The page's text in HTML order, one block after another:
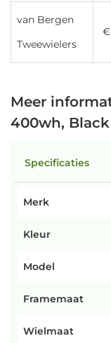
van Bergen
Tweewielers
€
Meer
400wh,
Specificaties
Merk
Kleur
Model
Framemaat
Wielmaat